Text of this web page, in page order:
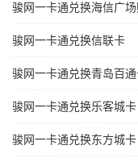
骏网一卡通兑换海信广
骏网一卡通兑换信联卡
骏网一卡通兑换青岛百
骏网一卡通兑换乐客城卡
骏网一卡通兑换东方城卡